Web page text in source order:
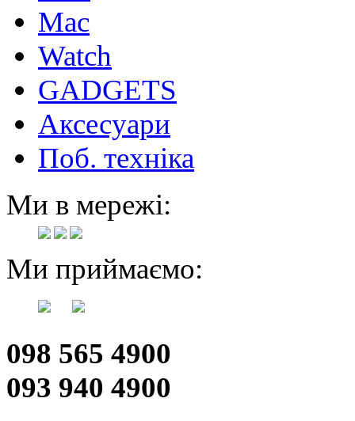
Mac
Watch
GADGETS
Аксесуари
Поб. техніка
Ми в мережі:
Ми приймаємо:
098 565 4900
093 940 4900